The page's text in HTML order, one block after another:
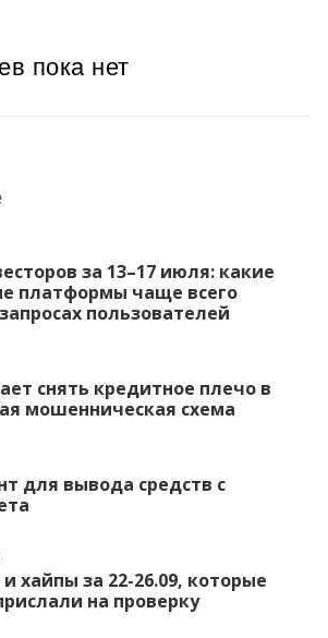
пока нет
за 13–17 июля: какие
платформы чаще всего
пользователей
снять кредитное плечо в
мошенническая схема
для вывода средств с
хайпы за 22-26.09, которые
на проверку